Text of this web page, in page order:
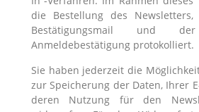
die Bestellung des
Bestätigungsmail und
Anmeldebestätigung protokolliert.
Sie haben jederzeit die
zur Speicherung der Daten, Ihrer
deren Nutzung für den